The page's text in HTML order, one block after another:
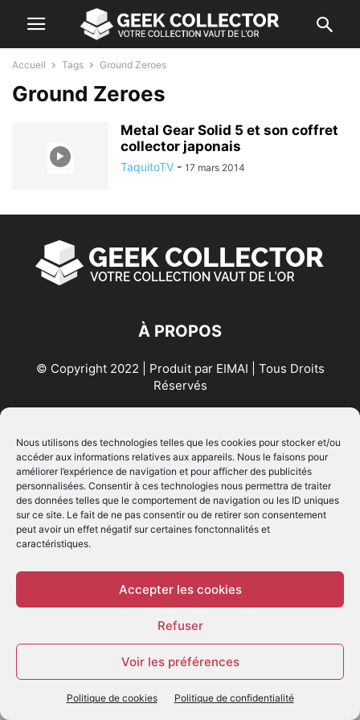
Nous utilisons des technologies telles que les cookies pour stocker et/ou
accéder aux informations relatives aux appareils. Nous le faisons pour
améliorer l’expérience de navigation et pour afficher des publicités
personnalisées. Consentir à ces technologies nous permettra de traiter
des données telles que le comportement de navigation ou les ID uniques
sur ce site. Le fait de ne pas consentir ou de retirer son consentement
peut avoir un effet négatif sur certaines fonctonnalités et
caractéristiques.
Accepter les cookies
Refuser
Voir les préférences
Politique de cookies Politique de confidentialité
Accueil Tags Ground Zeroes
Ground Zeroes
Metal Gear Solid 5 et son coffret
collector japonais
TaquitoTV - 17 mars 2014
À PROPOS
© Copyright 2022 | Produit par EIMAI | Tous Droits
Réservés
SUIVEZ NOUS